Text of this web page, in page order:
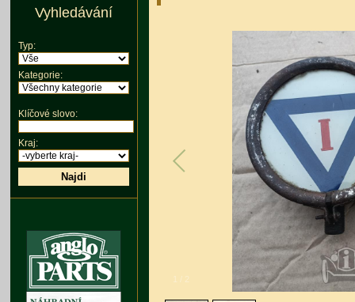
/ 2
Vyhledávání
Typ:
Kategorie:
Klíčové slovo:
Kraj:
Najdi